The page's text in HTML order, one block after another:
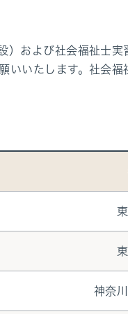
）および社会福祉士
いいたします。社会
神奈